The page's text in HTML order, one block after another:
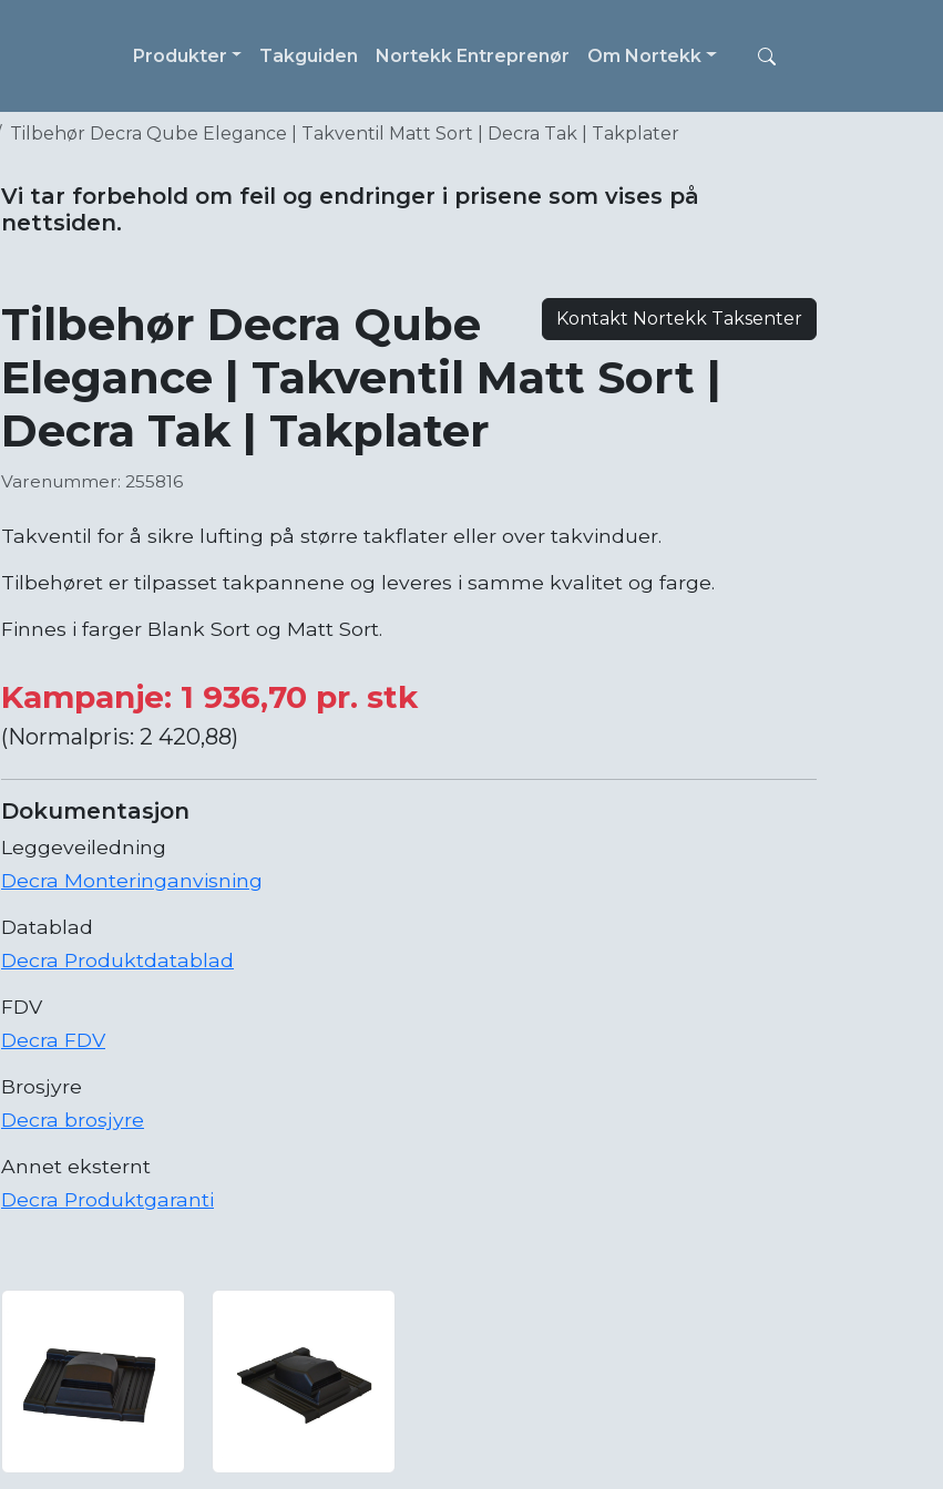
Produkter Takguiden Nortekk Entreprenør Om Nortekk
Tilbehør Decra Qube Elegance | Takventil Matt Sort | Decra Tak | Takplater
Vi tar forbehold om feil og endringer i prisene som vises på
nettsiden.
Kontakt Nortekk Taksenter
Tilbehør Decra Qube
Elegance | Takventil Matt Sort |
Decra Tak | Takplater
Varenummer: 255816
Takventil for å sikre lufting på større takflater eller over takvinduer.
Tilbehøret er tilpasset takpannene og leveres i samme kvalitet og farge.
Finnes i farger Blank Sort og Matt Sort.
Kampanje: 1 936,70 pr. stk
(Normalpris: 2 420,88)
Dokumentasjon
Leggeveiledning
Decra Monteringanvisning
Datablad
Decra Produktdatablad
FDV
Decra FDV
Brosjyre
Decra brosjyre
Annet eksternt
Decra Produktgaranti